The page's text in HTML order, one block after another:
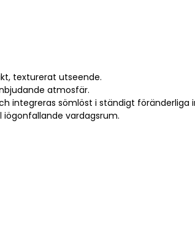
texturerat utseende.
atmosfär.
integreras sömlöst i ständigt föränderliga
iögonfallande vardagsrum.